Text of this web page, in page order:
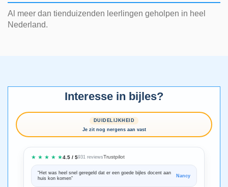
Al meer dan tienduizenden leerlingen geholpen in heel
Nederland.
Interesse in bijles?
DUIDELIJKHEID
Je zit nog nergens aan vast
★ ★ ★ ★ ★4.5 / 5931 reviewsTrustpilot
“Het was heel snel geregeld dat er een goede bijles docent aan
huis kon komen”
Nancy